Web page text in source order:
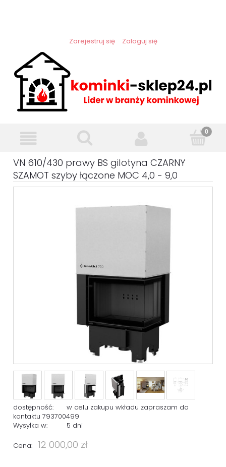
Zarejestruj się Zaloguj się
VN 610/430 prawy BS gilotyna CZARNY
SZAMOT szyby łączone MOC 4,0 - 9,0
dostępność:
w celu zakupu wkładu zapraszam do
kontaktu 793700499
Wysyłka w:
5 dni
Cena: 12 000,00 zł